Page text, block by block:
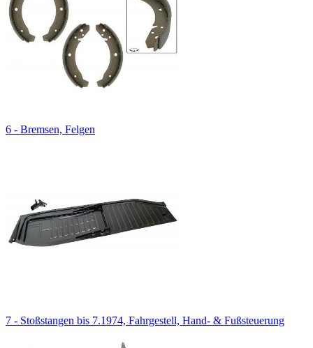
6 - Bremsen, Felgen
7 - Stoßstangen bis 7.1974, Fahrgestell, Hand- & Fußsteuerung